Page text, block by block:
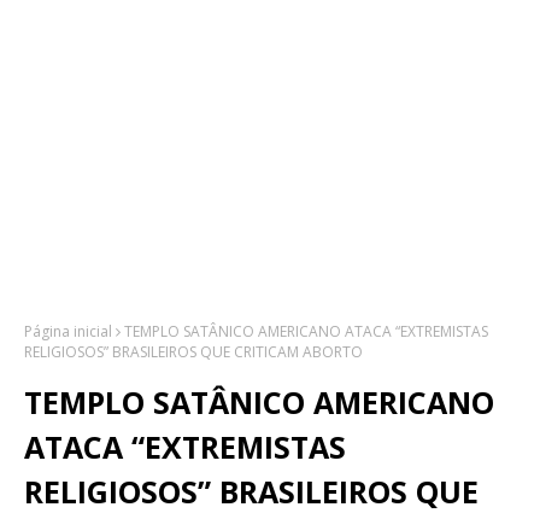
Página inicial
TEMPLO SATÂNICO AMERICANO ATACA “EXTREMISTAS
RELIGIOSOS” BRASILEIROS QUE CRITICAM ABORTO
TEMPLO SATÂNICO AMERICANO
ATACA “EXTREMISTAS
RELIGIOSOS” BRASILEIROS QUE